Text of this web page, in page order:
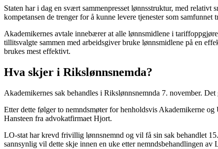
Staten har i dag en svært sammenpresset lønnsstruktur, med
kompetansen de trenger for å kunne levere tjenester som samfunnet
Akademikernes avtale innebærer at alle lønnsmidlene i
tillitsvalgte sammen med arbeidsgiver bruke lønnsmidlene på en
brukes mest effektivt.
Hva skjer i Rikslønnsnemda?
Akademikernes sak behandles i Rikslønnsnemnda 7. november.
Etter dette følger to nemndsmøter for henholdsvis Akademikerne
Hansteen fra advokatfirmaet Hjort.
LO-stat har krevd frivillig lønnsnemnd og vil få sin sak behandlet
sannsynlig vil dette skje innen en uke etter nemndsbehandlingen av